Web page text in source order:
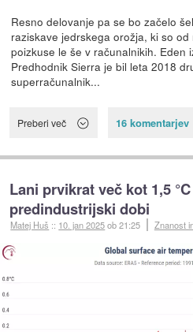
Resno delovanje pa se bo začelo
raziskave jedrskega orožja, ki so
poizkuse le še v računalnikih. Eden
Predhodnik Sierra je bil leta 2018
superračunalnik...
Preberi več 16 komentarjev
Lani prvikrat več kot 1,5
predindustrijski dobi
Matej Huš :: 10. jan 2025ob 21:25 Znanost